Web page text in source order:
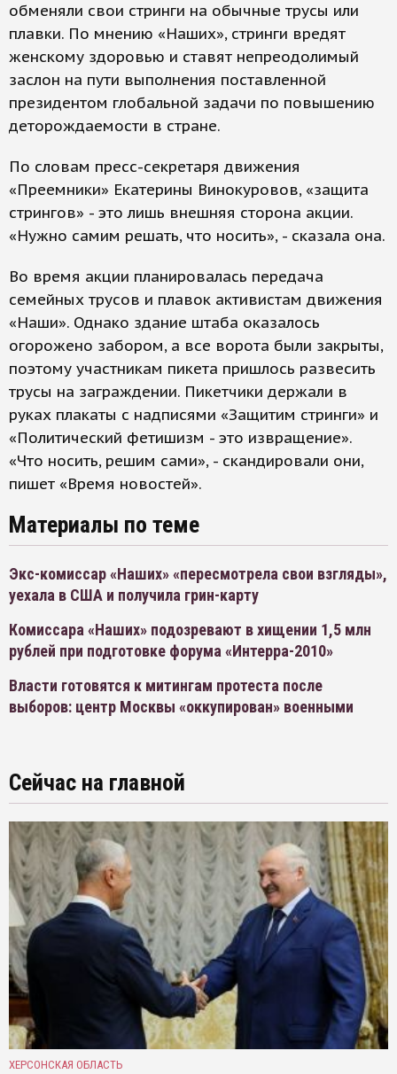
обменяли свои стринги на обычные трусы или
плавки. По мнению «Наших», стринги вредят
женскому здоровью и ставят непреодолимый
заслон на пути выполнения поставленной
президентом глобальной задачи по повышению
деторождаемости в стране.
По словам пресс-секретаря движения
«Преемники» Екатерины Винокуровов, «защита
стрингов» - это лишь внешняя сторона акции.
«Нужно самим решать, что носить», - сказала она.
Во время акции планировалась передача
семейных трусов и плавок активистам движения
«Наши». Однако здание штаба оказалось
огорожено забором, а все ворота были закрыты,
поэтому участникам пикета пришлось развесить
трусы на заграждении. Пикетчики держали в
руках плакаты с надписями «Защитим стринги» и
«Политический фетишизм - это извращение».
«Что носить, решим сами», - скандировали они,
пишет «Время новостей».
Материалы по теме
Экс-комиссар «Наших» «пересмотрела свои взгляды»,
уехала в США и получила грин-карту
Комиссара «Наших» подозревают в хищении 1,5 млн
рублей при подготовке форума «Интерра-2010»
Власти готовятся к митингам протеста после
выборов: центр Москвы «оккупирован» военными
Сейчас на главной
ХЕРСОНСКАЯ ОБЛАСТЬ